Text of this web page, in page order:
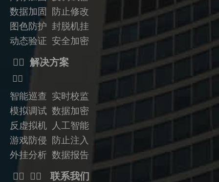
数据加固
防止修改
图色防护 封脱机挂
动态验证 安全加密
ᅟᅠ 解决方案
ᅟᅠ
智能巡查 实时校监
模拟调试 数据加密
反虚拟机
人工智能
游戏防侵 防止注入
外挂分析 数据报告
ᅟᅠ ᅟᅠ 联系我们